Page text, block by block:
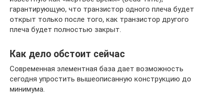
гарантирующую, что транзистор одного плеча будет
открыт только после того, как транзистор другого
плеча будет полностью закрыт.
Как дело обстоит сейчас
Современная элементная база дает возможность
сегодня упростить вышеописанную конструкцию до
минимума.